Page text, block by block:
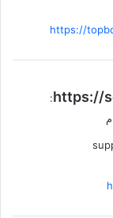
https://
https://
: